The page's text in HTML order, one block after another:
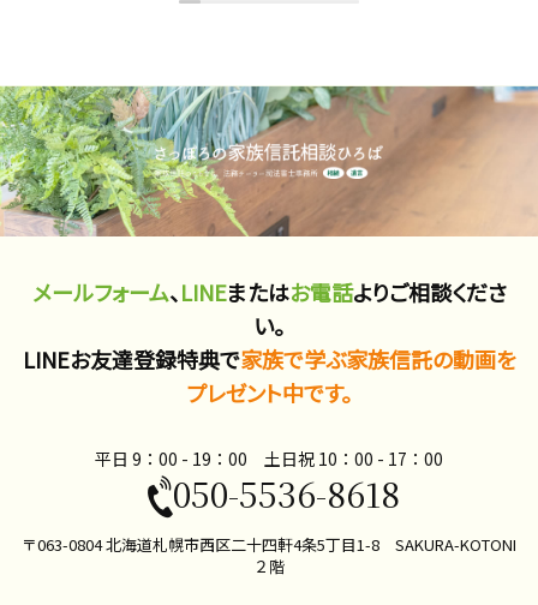
メールフォーム、LINEまたはお電話よりご相談くださ
い。
LINEお友達登録特典で家族で学ぶ家族信託の動画を
プレゼント中です。
平日 9：00 - 19：00 土日祝 10：00​ - 17：00
050-5536-8618
〒063-0804 北海道札幌市西区二十四軒4条5丁目1-8 SAKURA-KOTONI
２階